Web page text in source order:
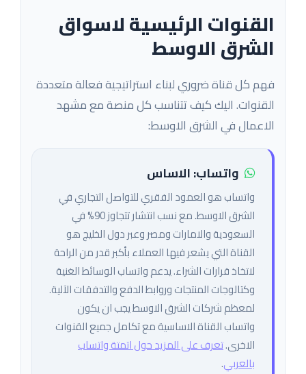
القنوات الرئيسية لاسواق
الشرق الاوسط
فهم كل قناة ضروري لبناء استراتيجية فعالة متعددة
القنوات. اليك كيف تتناسب كل منصة مع مشهد
الاعمال في الشرق الاوسط:
واتساب: الاساس
واتساب هو العمود الفقري للتواصل التجاري في
الشرق الاوسط. مع نسب انتشار تتجاوز 90% في
السعودية والامارات ومصر وعبر دول الخليج هو
القناة التي يشعر فيها العملاء بأكبر قدر من الراحة
لاتخاذ قرارات الشراء. يدعم واتساب الوسائط الغنية
وكتالوجات المنتجات وروابط الدفع والتدفقات الآلية.
لمعظم شركات الشرق الاوسط يجب ان يكون
واتساب القناة الاساسية مع تكامل جميع القنوات
الاخرى.تعرف على المزيد حول اتمتة واتساب
بالعربي.